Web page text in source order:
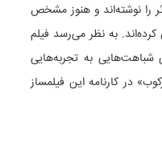
را نوشته‌اند و هنوز مشخص
به نظر می‌رسد فیلم
شباهت‌هایی به تجربه‌هایی
در کارنامه این فیلمساز